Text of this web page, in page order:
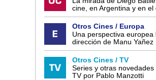
cine, en Argentina y en el
Otros Cines / Europa
Una perspectiva europea
dirección de Manu Yañez
Otros Cines / TV
Series y otras novedades
TV por Pablo Manzotti